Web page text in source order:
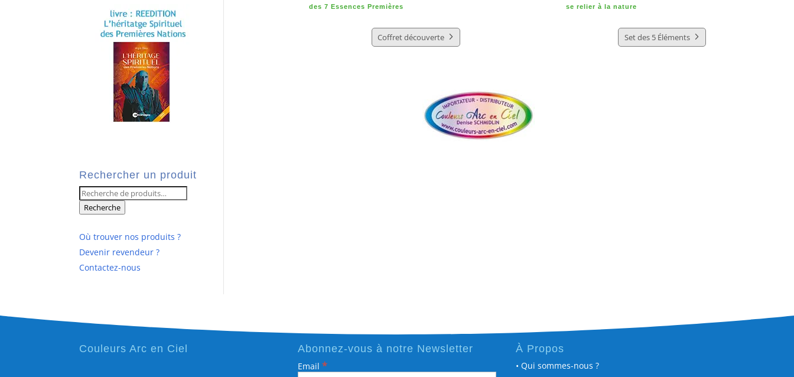
Rechercher un produit
Recherche
pour :
Recherche
Où trouver nos produits ?
Devenir revendeur ?
Contactez-nous
des 7 Essences Premières
Coffret découverte
se relier à la nature
Set des 5 Éléments
Couleurs Arc en Ciel Abonnez-vous à notre Newsletter
Email *
À Propos
• Qui sommes-nous ?